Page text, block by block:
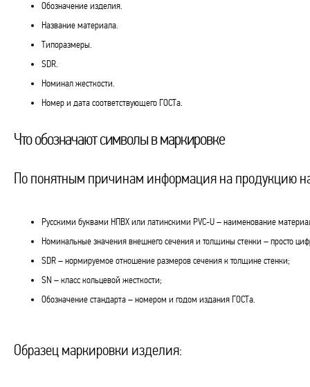
Обозначение изделия.
Название материала.
Типоразмеры.
SDR.
Номинал жесткости.
Номер и дата соответствующего ГОСТа.
Что обозначают символы в маркировке
По понятным причинам информация на продукцию
Русскими буквами НПВХ или латинскими PVC-U – наименование
Номинальные значения внешнего сечения и толщины стенки – просто
SDR – нормируемое отношение размеров сечения к толщине стенки;
SN – класс кольцевой жесткости;
Обозначение стандарта – номером и годом издания ГОСТа.
Образец маркировки изделия: